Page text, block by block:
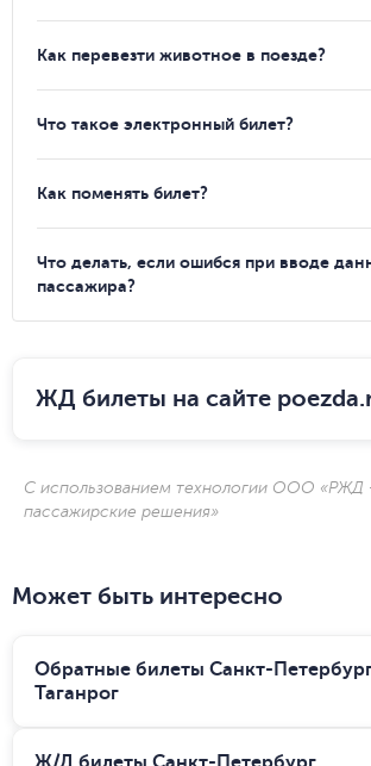
Как перевезти животное в поезде?
Что такое электронный билет?
Как поменять билет?
Что делать, если ошибся при вводе
пассажира?
ЖД билеты на сайте
С использованием технологии ООО «РЖД
пассажирские решения»
Может быть интересно
Обратные билеты Санкт-
Таганрог